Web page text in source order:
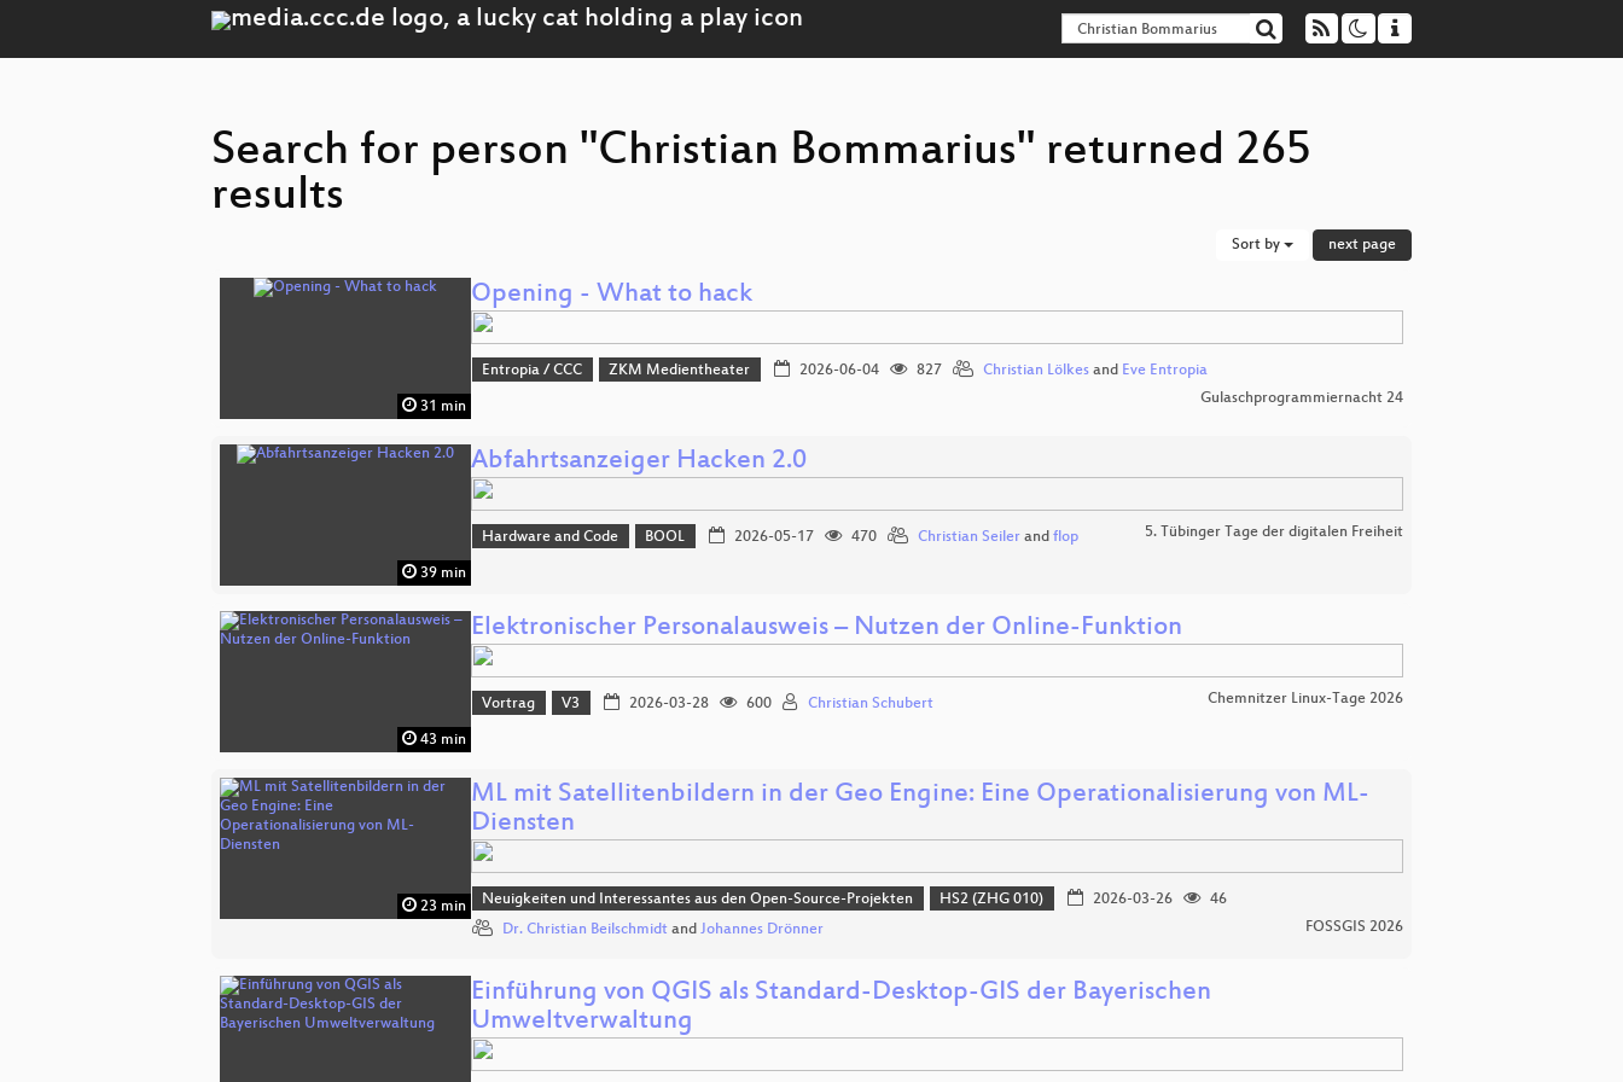
Search for person "Christian Bommarius" returned 265
results
Sort by next page
31 min
Opening - What to hack
Entropia / CCC ZKM Medientheater 2026-06-04 827 Christian Lölkesand Eve Entropia
Gulaschprogrammiernacht 24
39 min
Abfahrtsanzeiger Hacken 2.0
Hardware and Code BOOL 2026-05-17 470 Christian Seilerand flop 5. Tübinger Tage der digitalen Freiheit
43 min
Elektronischer Personalausweis – Nutzen der Online‑Funktion
Vortrag V3 2026-03-28 600 Christian Schubert Chemnitzer Linux-Tage 2026
23 min
ML mit Satellitenbildern in der Geo Engine: Eine Operationalisierung von ML-
Diensten
Neuigkeiten und Interessantes aus den Open-Source-Projekten HS2 (ZHG 010) 2026-03-26
46
Dr. Christian Beilschmidt and Johannes Drönner FOSSGIS 2026
Einführung von QGIS als Standard-Desktop-GIS der Bayerischen
Umweltverwaltung